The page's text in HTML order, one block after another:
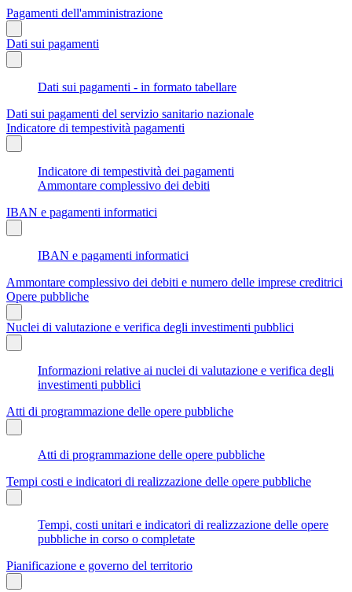
Pagamenti dell'amministrazione
Dati sui pagamenti
Dati sui pagamenti - in formato tabellare
Dati sui pagamenti del servizio sanitario nazionale
Indicatore di tempestività pagamenti
Indicatore di tempestività dei pagamenti
Ammontare complessivo dei debiti
IBAN e pagamenti informatici
IBAN e pagamenti informatici
Ammontare complessivo dei debiti e numero delle imprese creditrici
Opere pubbliche
Nuclei di valutazione e verifica degli investimenti pubblici
Informazioni relative ai nuclei di valutazione e verifica degli
investimenti pubblici
Atti di programmazione delle opere pubbliche
Atti di programmazione delle opere pubbliche
Tempi costi e indicatori di realizzazione delle opere pubbliche
Tempi, costi unitari e indicatori di realizzazione delle opere
pubbliche in corso o completate
Pianificazione e governo del territorio